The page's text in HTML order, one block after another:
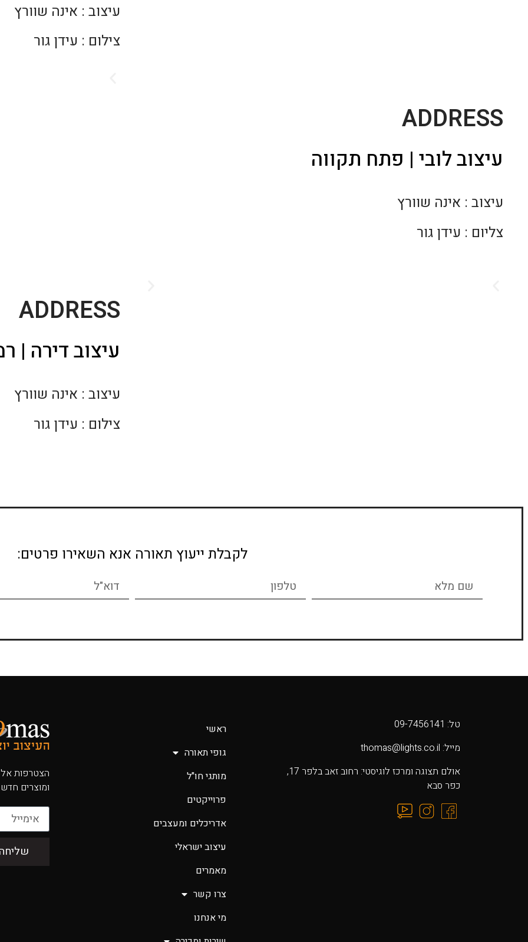
עיצוב : אינה שוורץ
צילום : עידן גור
ADDRESS
עיצוב לובי | פתח תקווה
עיצוב : אינה שוורץ
צליום : עידן גור
ADDRESS
עיצוב דירה |
עיצוב : אינה שוורץ
צילום : עידן גור
לקבלת ייעוץ תאורה אנא השאירו פרטים:
טל: 09-7456141
מייל: thomas@lights.co.il‬
אולם תצוגה ומרכז לוגיסטי: רחוב זאב בלפר 17,
כפר סבא
ראשי
גופי תאורה
מותגי חו"ל
פרוייקטים
אדריכלים ומעצבים
עיצוב ישראלי
מאמרים
צרו קשר
מי אנחנו
הצטרפות
ומוצרים